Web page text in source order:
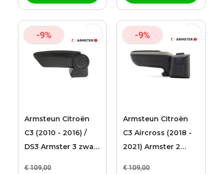
-9%
Armsteun Citroën
C3 (2010 - 2016) /
DS3 Armster 3 zwart
€ 109,00
-9%
Armsteun Citroën
C3 Aircross (2018 -
2021) Armster 2
€ 109,00